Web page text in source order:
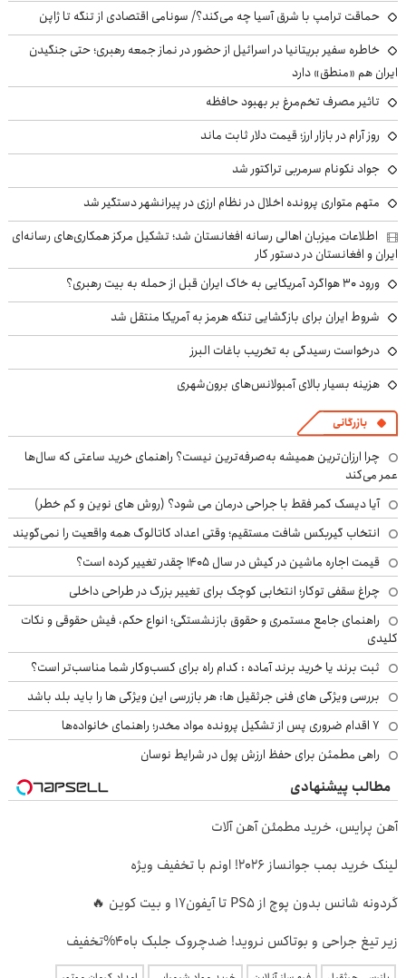
حماقت ترامپ با شرق آسیا چه می‌کند؟/ سونامی اقتصادی از تنگه تا ژاپن
خاطره سفیر بریتانیا در اسرائیل از حضور در نماز جمعه رهبری؛ حتی جنگیدن
ایران هم «منطق» دارد
تاثیر مصرف تخم‌مرغ بر بهبود حافظه
روز آرام در بازار ارز؛ قیمت دلار ثابت ماند
جواد نکونام سرمربی تراکتور شد
متهم متواری پرونده اخلال در نظام ارزی در پیرانشهر دستگیر شد
اطلاعات میزبان اهالی رسانه افغانستان شد؛ تشکیل مرکز همکاری‌های رسانه‌ای
ایران و افغانستان در دستور کار
ورود ۳۰ هواگرد آمریکایی به خاک ایران قبل از حمله به بیت رهبری؟
شروط ایران برای بازگشایی تنگه هرمز به آمریکا منتقل شد
درخواست رسیدگی به تخریب باغات البرز
هزینه بسیار بالای آمبولانس‌های برون‌شهری
بازرگانی
چرا ارزان‌ترین همیشه به‌صرفه‌ترین نیست؟ راهنمای خرید ساعتی که سال‌ها
عمر می‌کند
آیا دیسک کمر فقط با جراحی درمان می شود؟ (روش های نوین و کم خطر)
انتخاب گیربکس شافت مستقیم؛ وقتی اعداد کاتالوگ همه واقعیت را نمی‌گویند
قیمت اجاره ماشین در کیش در سال ۱۴۰۵ چقدر تغییر کرده است؟
چراغ سقفی توکار؛ انتخابی کوچک برای تغییر بزرگ در طراحی داخلی
راهنمای جامع مستمری و حقوق بازنشستگی؛ انواع حکم، فیش حقوقی و نکات
کلیدی
ثبت برند یا خرید برند آماده : کدام راه برای کسب‌وکار شما مناسب‌تر است؟
بررسی ویژگی های فنی جرثقیل ها: هر بازرسی این ویژگی ها را باید بلد باشد
۷ اقدام ضروری پس از تشکیل پرونده مواد مخدر؛ راهنمای خانواده‌ها
راهی مطمئن برای حفظ ارزش پول در شرایط نوسان
مطالب پیشنهادی
آهن پرایس، خرید مطمئن آهن آلات
لینک خرید بمب جوانساز 2026! اونم با تخفیف ویژه
گردونه شانس بدون پوچ از PS5 تا آیفون17 و بیت کوین 🔥
زیر تیغ جراحی و بوتاکس نروید! ضدچروک جلبک با40%تخفیف